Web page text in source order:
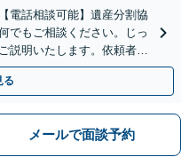
電話相談可能】遺産分割協
でもご相談ください。じっ
説明いたします。依頼者の
す。
る
メールで面談予約